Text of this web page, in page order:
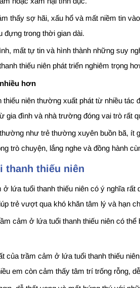
thấy sợ hãi, xấu hổ và mất niềm tin
đựng trong thời gian dài.
mất tự tin và hình thành những suy
thiếu niên phát triển nghiêm trọng
hơn
niên thường xuất phát từ nhiều
gia đình và nhà trường đóng vai trò rất
như trẻ thường xuyên buồn bã,
trò chuyện, lắng nghe và đồng hành
thanh thiếu niên
lứa tuổi thanh thiếu niên có ý nghĩa
trẻ vượt qua khó khăn tâm lý và hạn
cảm ở lứa tuổi thanh thiếu niên có
của trầm cảm ở lứa tuổi thanh thiếu
em còn cảm thấy tâm trí trống rỗng,